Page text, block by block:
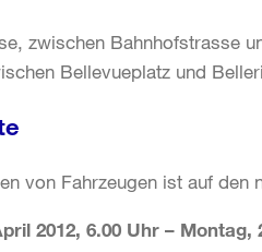
zwischen Bahnhofstrasse
Bellevueplatz und
von Fahrzeugen ist auf
2012, 6.00 Uhr – Montag,